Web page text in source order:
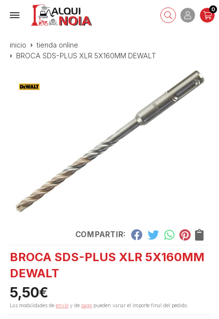
0
inicio
tienda online
BROCA SDS-PLUS XLR 5X160MM DEWALT
COMPARTIR:
BROCA SDS-PLUS XLR 5X160MM
DEWALT
5,50€
Las modalidades de envío y de pago pueden variar el importe final del pedido.